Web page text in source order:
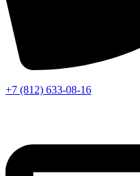
+7 (812) 633-08-16